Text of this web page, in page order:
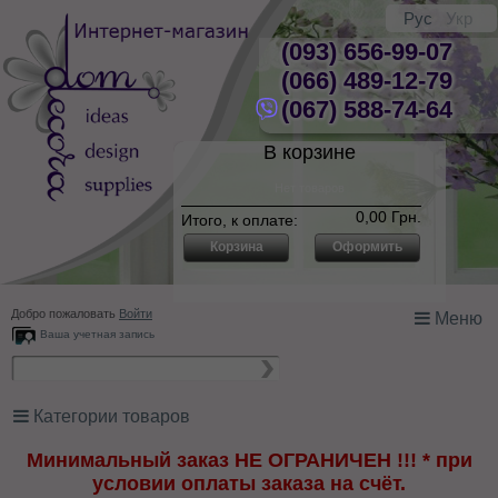
Рус Укр
(093) 656-99-07
(066) 489-12-79
(067) 588-74-64
В корзине
0,00 Грн.
Итого, к оплате:
Корзина Оформить
Добро пожаловать Войти
Ваша учетная запись
Меню
Категории товаров
Минимальный заказ НЕ ОГРАНИЧЕН !!! * при
условии оплаты заказа на счёт.